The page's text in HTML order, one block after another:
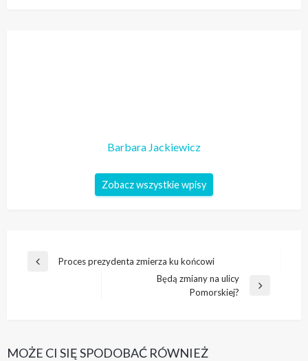
Barbara Jackiewicz
Zobacz wszystkie wpisy
Nawigacja
Poprzedni
Proces prezydenta zmierza ku końcowi
Będą zmiany na ulicy
Pomorskiej?
MOŻE CI SIĘ SPODOBAĆ RÓWNIEŻ